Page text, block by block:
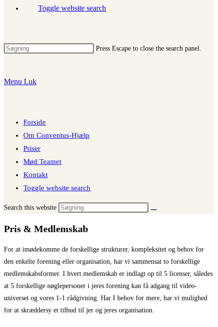
Toggle website search
Press Escape to close the search panel.
Menu Luk
Forside
Om Conventus-Hjælp
Priser
Mød Teamet
Kontakt
Toggle website search
Search this website
Pris & Medlemskab
For at imødekomme de forskellige strukturer, kompleksitet og behov for
den enkelte forening eller organisation, har vi sammensat to forskellige
medlemskabsformer. I hvert medlemskab er indlagt op til 5 licenser, således
at 5 forskellige nøglepersoner i jeres forening kan få adgang til video-
universet og vores 1-1 rådgivning. Har I behov for mere, har vi mulighed
for at skræddersy et tilbud til jer og jeres organisation.